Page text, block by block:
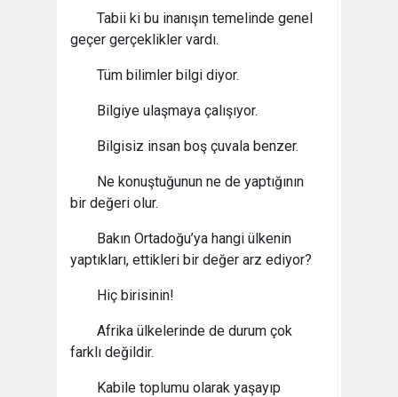
Tabii ki bu inanışın temelinde genel
geçer gerçeklikler vardı.
Tüm bilimler bilgi diyor.
Bilgiye ulaşmaya çalışıyor.
Bilgisiz insan boş çuvala benzer.
Ne konuştuğunun ne de yaptığının
bir değeri olur.
Bakın Ortadoğu’ya hangi ülkenin
yaptıkları, ettikleri bir değer arz ediyor?
Hiç birisinin!
Afrika ülkelerinde de durum çok
farklı değildir.
Kabile toplumu olarak yaşayıp